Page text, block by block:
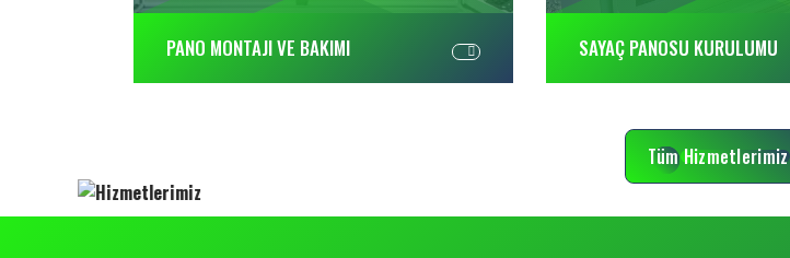
PANO MONTAJI VE BAKIMI SAYAÇ PANOSU KURULUMU
Tüm Hizmetlerimiz